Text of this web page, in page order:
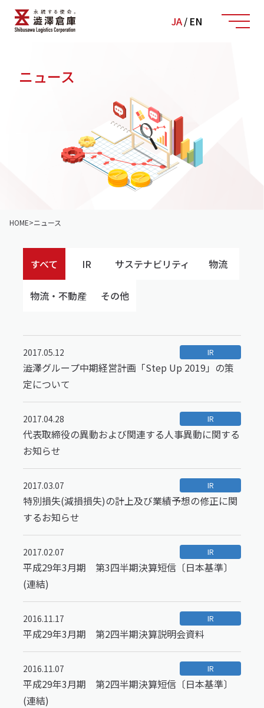
JA/ EN
ニュース
HOME>ニュース
すべて IR サステナビリティ 物流
物流・不動産 その他
2017.05.12 IR
澁澤グループ中期経営計画「Step Up 2019」の策
定について
2017.04.28 IR
代表取締役の異動および関連する人事異動に関する
お知らせ
2017.03.07 IR
特別損失(減損損失)の計上及び業績予想の修正に関
するお知らせ
2017.02.07 IR
平成29年3月期 第3四半期決算短信〔日本基準〕
(連結)
2016.11.17 IR
平成29年3月期 第2四半期決算説明会資料
2016.11.07 IR
平成29年3月期 第2四半期決算短信〔日本基準〕
(連結)